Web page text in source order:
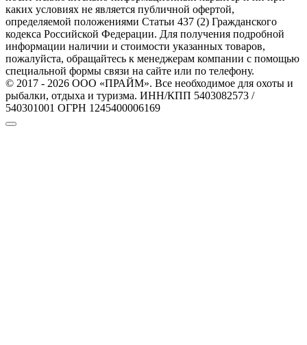
каких условиях не является публичной офертой,
определяемой положениями Статьи 437 (2) Гражданского
кодекса Российской Федерации. Для получения подробной
информации наличии и стоимости указанных товаров,
пожалуйста, обращайтесь к менеджерам компании с помощью
специальной формы связи на сайте или по телефону.
© 2017 - 2026 ООО «ПРАЙМ». Все необходимое для охоты и
рыбалки, отдыха и туризма. ИНН/КПП 5403082573 /
540301001 ОГРН 1245400006169